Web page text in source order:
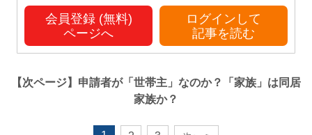
会員登録 (無料)
ページへ
ログインして
記事を読む
【次ページ】 申請者が「世帯主」なのか？「家族」は同居
家族か？